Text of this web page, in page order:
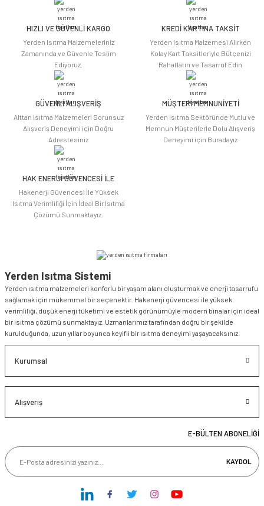
Görüş ve önerileriniz için teşekkür ederiz.
Ürün açıklamasında eksik bilgiler bulunuyor.
Ürün bilgilerinde hatalar bulunuyor.
Ürün fiyatı diğer sitelerden daha pahalı.
Bu ürüne benzer farklı alternatifler olmalı.
HIZLI VE GÜVENLİ KARGO
Yerden Isıtma Malzemeleriniz
Zamanında ve Güvenle Teslim
Ediyoruz.
KREDİ KARTINA TAKSİT
Yerden Isıtma Malzemesi Alırken
Kolay Kart Taksitleriyle Bütçenizi
Rahatlatın ve Tasarruf Edin
GÜVENLİ ALIŞVERİŞ
Alttan Isıtma Malzemeleri Sorunsuz
Alışveriş Deneyimi için Doğru
Adrestesiniz
MÜŞTERİ MEMNUNİYETİ
Yerden Isıtma Sektöründe Mutlu ve
Memnun Müşterilerle Dolu Alışveriş
Deneyimi için Buradayız
HAK ENERJİ GÜVENCESİ İLE
Hakenerji Güvencesi İle Yüksek
Isıtma Verimliliği İçin İdeal Bir Isıtma
Çözümü Sunmaktayız.
Yerden Isıtma Sistemi
Yerden ısıtma malzemeleri konforlu bir yaşam alanı oluşturmak ve enerji tasarrufu
sağlamak için mükemmel bir seçenektir. Hakenerji güvencesi ile yüksek
verimliliği, düşük enerji tüketimi ve estetik görünümüyle modern binalar için ideal
bir ısıtma çözümü sunmaktayız. Uzmanlarımız tarafından doğru bir şekilde
kurulduğunda, uzun yıllar boyunca keyifli bir ısıtma deneyimi yaşayacaksınız.
Kurumsal
Alışveriş
E-BÜLTEN ABONELİĞİ
KAYDOL